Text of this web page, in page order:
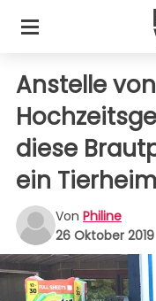
Anstelle von
diese
ein
Von Philine
26 Oktober 2019